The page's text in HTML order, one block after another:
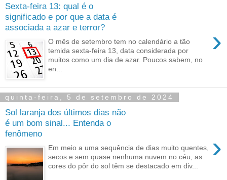
Sexta-feira 13: qual é o
significado e por que a data é
associada a azar e terror?
›
O mês de setembro tem no calendário a tão
temida sexta-feira 13, data considerada por
muitos como um dia de azar. Poucos sabem, no
en...
quinta-feira, 5 de setembro de 2024
Sol laranja dos últimos dias não
é um bom sinal... Entenda o
fenômeno
›
Em meio a uma sequência de dias muito quentes,
secos e sem quase nenhuma nuvem no céu, as
cores do pôr do sol têm se destacado em div...